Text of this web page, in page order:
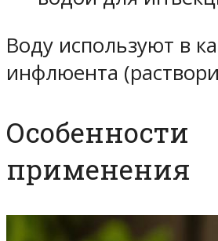
Воду используют в
инфлюента
Особенности
применения